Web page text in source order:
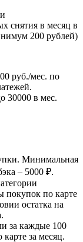
снятия в месяц в
200 рублей)
руб./мес. по
30000 в мес.
Минимальная
– 5000 ₽.
покупок по карте
остатка на
за каждые 100
за месяц.